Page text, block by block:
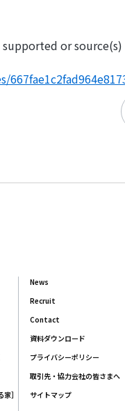
or
］
News
Recruit
Contact
資料ダウンロード
プライバシーポリシー
取引先・協力会社の皆さまへ
サイトマップ